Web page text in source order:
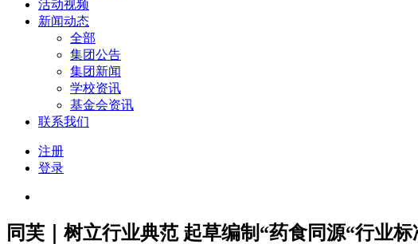
活动视频
新闻动态
全部
集团公告
集团新闻
学校资讯
基金会资讯
联系我们
注册
登录
同芙｜树立行业典范 起草编制“药食同源“行业标